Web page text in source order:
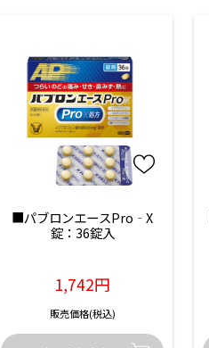
■パブロンエースPro‐X
錠：36錠入
1,742円
販売価格(税込)